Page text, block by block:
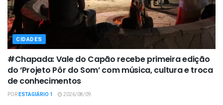
CIDADES
#Chapada: Vale do Capão recebe primeira edição
do ‘Projeto Pôr do Som’ com música, cultura e troca
de conhecimentos
PORESTAGIÁRIO 1 2026/08/09